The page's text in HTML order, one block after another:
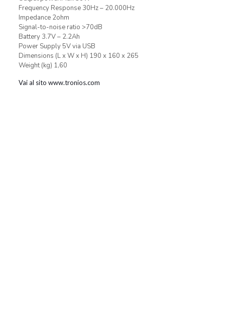
Frequency Response 30Hz – 20.000Hz
Impedance 2ohm
Signal-to-noise ratio >70dB
Battery 3.7V – 2.2Ah
Power Supply 5V via USB
Dimensions (L x W x H) 190 x 160 x 265
Weight (kg) 1,60
Vai al sito www.tronios.com